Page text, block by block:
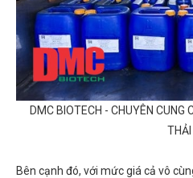
DMC BIOTECH - CHUYÊN CUNG
THẢI
Bên cạnh đó, với mức giá cả vô